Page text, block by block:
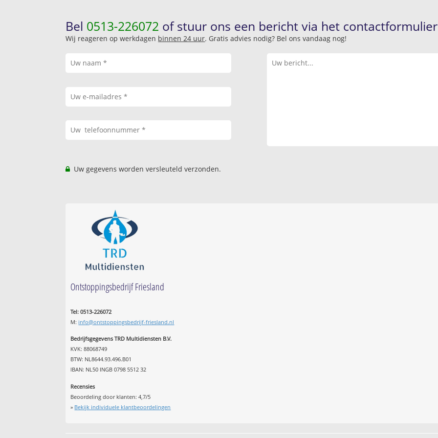
Bel 0513-226072 of stuur ons een bericht via het
Wij reageren op werkdagen binnen 24 uur. Gratis advies nodig? Bel ons vandaag nog!
Uw gegevens worden versleuteld verzonden.
Ontstoppingsbedrijf Friesland
Tel: 0513-226072
M: info@ontstoppingsbedrijf-friesland.nl
Bedrijfsgegevens TRD Multidiensten B.V.
KVK: 88068749
BTW: NL8644.93.496.B01
IBAN: NL50 INGB 0798 5512 32
Recensies
Beoordeling door klanten:4,7/5
» Bekijk individuele klantbeoordelingen